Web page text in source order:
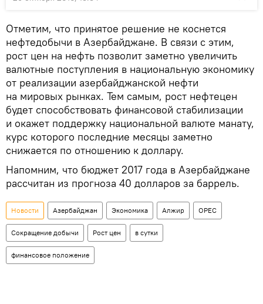
Отметим, что принятое решение не коснется
нефтедобычи в Азербайджане. В связи с этим,
рост цен на нефть позволит заметно увеличить
валютные поступления в национальную экономику
от реализации азербайджанской нефти
на мировых рынках. Тем самым, рост нефтецен
будет способствовать финансовой стабилизации
и окажет поддержку национальной валюте манату,
курс которого последние месяцы заметно
снижается по отношению к доллару.
Напомним, что бюджет 2017 года в Азербайджане
рассчитан из прогноза 40 долларов за баррель.
Новости Азербайджан Экономика Алжир ОРЕС
Сокращение добычи Рост цен в сутки
финансовое положение